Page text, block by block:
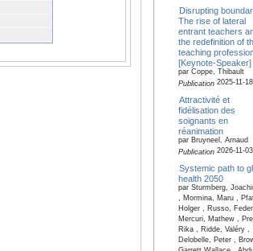
Disrupting
The rise of lateral
entrant teachers
the redefinition of
teaching
[Keynote-Speaker]
par Coppe, Thibault
Publication2025-11-18
Attractivité et
fidélisation des
soignants en
réanimation
par Bruyneel, Arnaud
Publication2026-11-03
Systemic path to
health 2050
par Sturmberg,
, Mormina, Maru ,
Holger , Russo,
Mercuri, Mathew ,
Rika , Ridde, Valéry ,
Delobelle, Peter ,